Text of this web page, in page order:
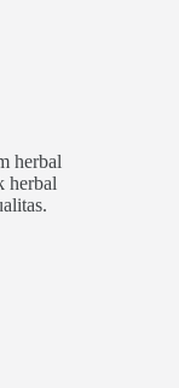
herbal
herbal